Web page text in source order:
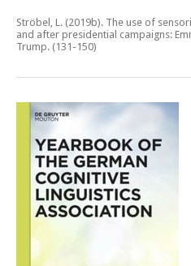
Ströbel, L. (2019b). The use of
and after presidential campaigns:
Trump. (131-150)